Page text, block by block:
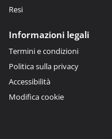
Resi
Informazioni legali
Termini e condizioni
Politica sulla privacy
Accessibilità
Modifica cookie